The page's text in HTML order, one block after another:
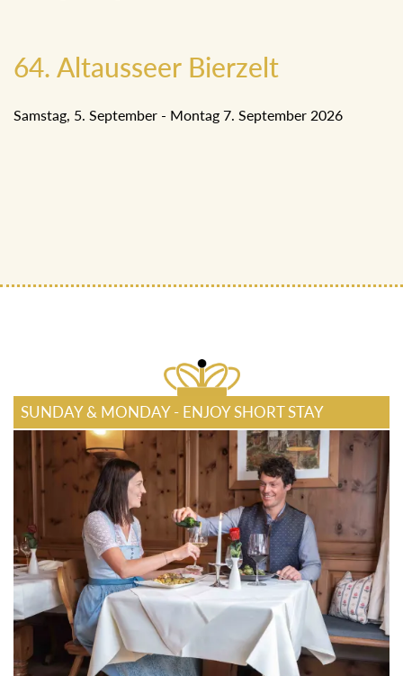
64. Altausseer Bierzelt
Samstag, 5. September - Montag 7. September 2026
SUNDAY & MONDAY - ENJOY SHORT STAY